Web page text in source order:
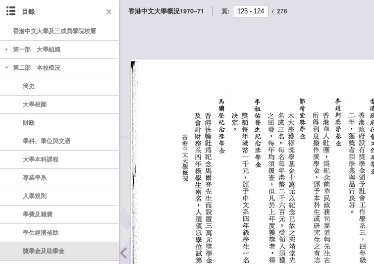
香港中文大學概況1970–71 頁: / 276
目錄
香港中文大學及三成員學院校曆
第一部 大學組織
第二部 本校槪況
簡史
大學校園
財政
學科、學位與文憑
大學本科課程
專業學系
入學規則
學費及雜費
學生經濟補助
獎學金及助學金